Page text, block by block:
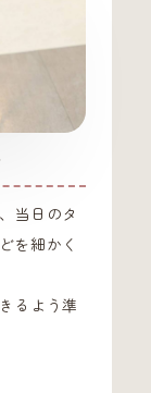
当日のタ
を細かく
るよう準